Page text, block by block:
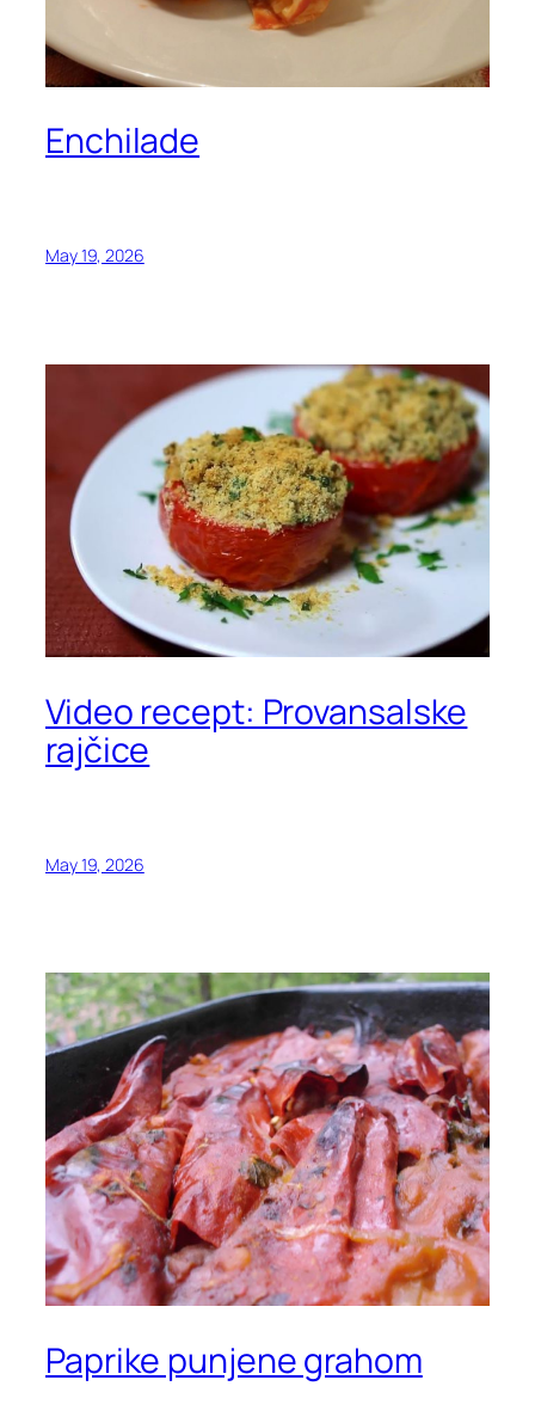
Enchilade
May 19, 2026
Video recept: Provansalske
rajčice
May 19, 2026
Paprike punjene grahom